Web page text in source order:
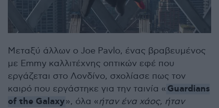
Μεταξύ άλλων ο Joe Pavlo, ένας βραβευμένος
με Emmy καλλιτέχνης οπτικών εφέ που
εργάζεται στο Λονδίνο, σχολίασε πως τον
καιρό που εργάστηκε για την ταινία « Guardians
of the Galaxy», όλα «ήταν ένα χάος, ήταν